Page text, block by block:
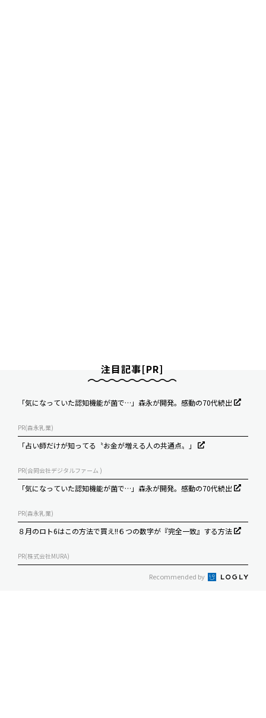
注目記事[PR]
「気になっていた認知機能が菌で…」森永が開発。感動の70代続出
PR(森永乳業)
「占い師だけが知ってる〝お金が増える人の共通点〟」
PR(合同会社デジタルファーム )
「気になっていた認知機能が菌で…」森永が開発。感動の70代続出
PR(森永乳業)
８月のロト6はこの方法で買え!!６つの数字が『完全一致』する方法
PR(株式会社MURA)
Recommended by